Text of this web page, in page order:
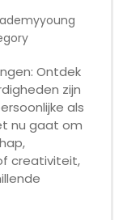
Ontdek
zijn
als
nu gaat om
creativiteit,